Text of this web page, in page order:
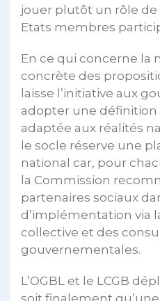
jouer plutôt un rôle
Etats membres
En ce qui concerne la
concrète des
laisse l’initiative aux
adopter une définition
adaptée aux réalités
le socle réserve une
national car, pour
la Commission
partenaires sociaux
d’implémentation via
collective et des
gouvernementales.
L’OGBL et le LCGB
soit finalement